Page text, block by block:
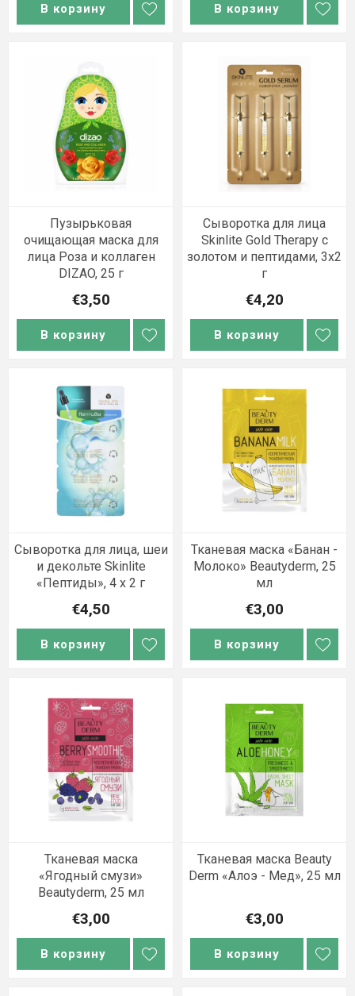
В корзину В корзину
Пузырьковая
очищающая маска для
лица Роза и коллаген
DIZAO, 25 г
€3,50
В корзину
Сыворотка для лица
Skinlite Gold Therapy с
золотом и пептидами, 3x2
г
€4,20
В корзину
Сыворотка для лица, шеи
и декольте Skinlite
«Пептиды», 4 x 2 г
€4,50
В корзину
Тканевая маска «Банан -
Молоко» Beautyderm, 25
мл
€3,00
В корзину
Тканевая маска
«Ягодный смузи»
Beautyderm, 25 мл
€3,00
В корзину
Тканевая маска Beauty
Derm «Алоэ - Мед», 25 мл
€3,00
В корзину